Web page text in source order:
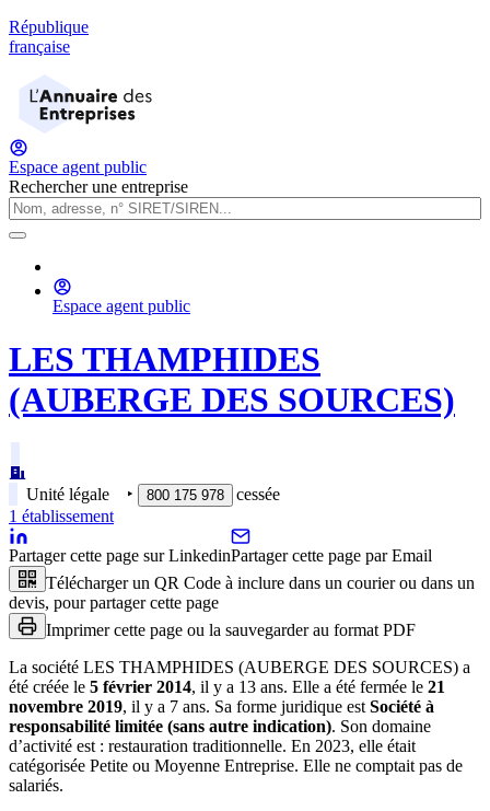
République
française
Espace agent public
Rechercher une entreprise
Espace agent public
LES THAMPHIDES
(AUBERGE DES SOURCES)
Unité légale ‣ 800 175 978
cessée
1 établissement
Partager cette page sur LinkedinPartager cette page par Email
Télécharger un QR Code à inclure dans un courier ou dans un
devis, pour partager cette page
Imprimer cette page ou la sauvegarder au format PDF
La société LES THAMPHIDES (AUBERGE DES SOURCES) a
été créée le 5 février 2014, il y a 13 ans. Elle a été fermée le 21
novembre 2019, il y a 7 ans. Sa forme juridique est Société à
responsabilité limitée (sans autre indication). Son domaine
d’activité est : restauration traditionnelle. En 2023, elle était
catégorisée Petite ou Moyenne Entreprise. Elle ne comptait pas de
salariés.